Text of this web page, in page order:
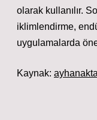
olarak kullanılır.
iklimlendirme,
uygulamalarda
Kaynak: